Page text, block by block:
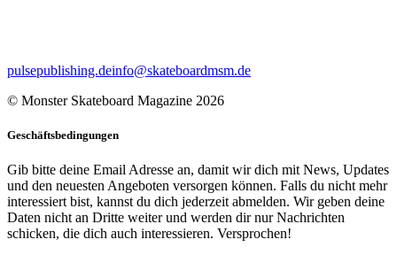
pulsepublishing.deinfo@skateboardmsm.de
© Monster Skateboard Magazine 2026
Geschäftsbedingungen
Gib bitte deine Email Adresse an, damit wir dich mit News, Updates
und den neuesten Angeboten versorgen können. Falls du nicht mehr
interessiert bist, kannst du dich jederzeit abmelden. Wir geben deine
Daten nicht an Dritte weiter und werden dir nur Nachrichten
schicken, die dich auch interessieren. Versprochen!